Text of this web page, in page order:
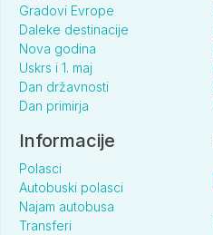
Gradovi Evrope
Daleke destinacije
Nova godina
Uskrs i 1. maj
Dan državnosti
Dan primirja
Informacije
Polasci
Autobuski polasci
Najam autobusa
Transferi